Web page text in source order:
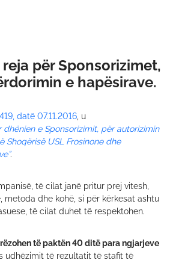
për Sponsorizimet,
e hapësirave.
datë 07.11.2016 , u
dhënien e Sponsorizimit, për autorizimin
Shoqërisë USL Frosinone dhe
.
të cilat janë pritur prej vitesh,
metoda dhe kohë, si për kërkesat ashtu
të cilat duhet të respektohen.
të paktën 40 ditë para ngjarjeve
udhëzimit të rezultatit të stafit të